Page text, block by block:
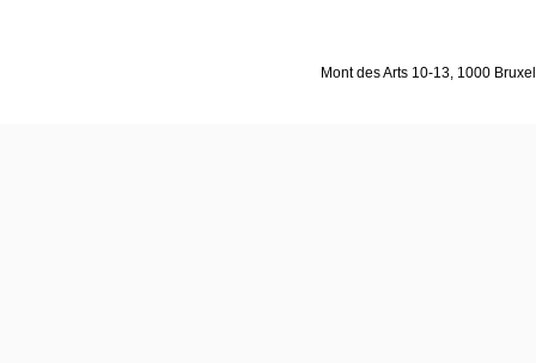
Mont des Arts 10-13, 1000